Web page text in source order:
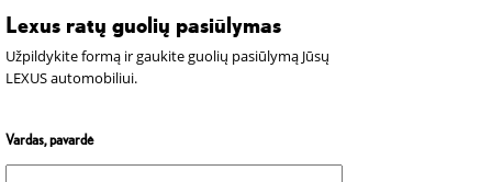
Lexus ratų guolių pasiūlymas
Užpildykite formą ir gaukite guolių pasiūlymą Jūsų
LEXUS automobiliui.
Vardas, pavardė